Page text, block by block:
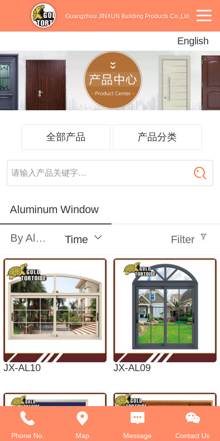
Guangzhou JINXUN Building Products Co.,Ltd
English
English
中文
Español
全部产品 产品分类
请输入产品关键字…
Aluminum Window
By Alphabet Time Filter
JX-AL10 JX-AL09
Phone No. Map Message Contact Us